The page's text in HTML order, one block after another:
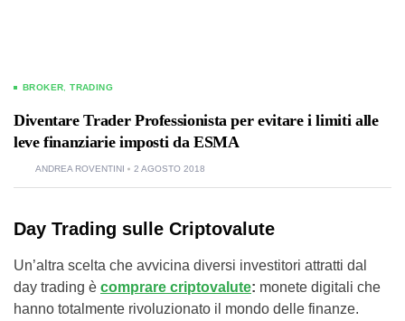
BROKER,TRADING
Diventare Trader Professionista per evitare i limiti alle
leve finanziarie imposti da ESMA
ANDREA ROVENTINI 2 AGOSTO 2018
Day Trading sulle Criptovalute
Un’altra scelta che avvicina diversi investitori attratti dal
day trading è comprare criptovalute: monete digitali che
hanno totalmente rivoluzionato il mondo delle finanze.